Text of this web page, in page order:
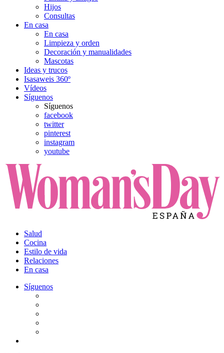
Hijos
Consultas
En casa
En casa
Limpieza y orden
Decoración y manualidades
Mascotas
Ideas y trucos
Isasaweis 360º
Vídeos
Síguenos
Síguenos
facebook
twitter
pinterest
instagram
youtube
Salud
Cocina
Estilo de vida
Relaciones
En casa
Síguenos